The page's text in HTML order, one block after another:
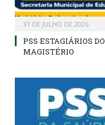
31 DE JULHO DE 2026
PSS ESTAGIÁRIOS DO
MAGISTÉRIO